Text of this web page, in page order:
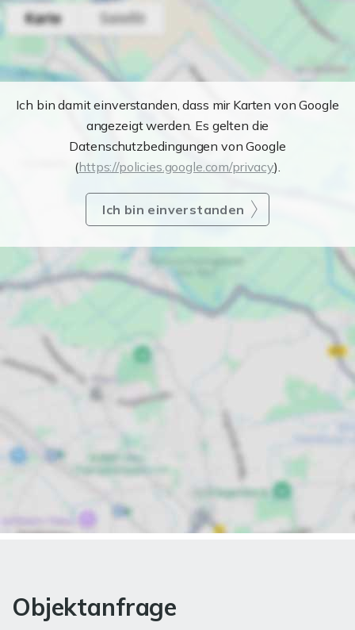
Ich bin damit einverstanden, dass mir Karten von Google
angezeigt werden. Es gelten die
Datenschutzbedingungen von Google
(https://policies.google.com/privacy).
Ich bin einverstanden
Objektanfrage